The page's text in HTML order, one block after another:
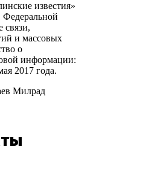
известия»
Федеральной
связи,
и массовых
о
информации:
2017 года.
Милрад